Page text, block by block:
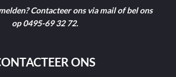
Contacteer ons via mail of bel ons
op 0495-69 32 72.
ONS